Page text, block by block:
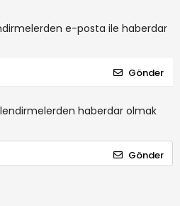
e-posta ile haberdar
Gönder
haberdar olmak
Gönder